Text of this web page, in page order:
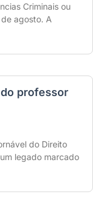
Criminais ou
agosto. A
professor
do Direito
legado marcado